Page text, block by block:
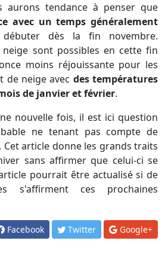
aurons tendance à penser que
avec un temps généralement
dès la fin novembre.
sont possibles en cette fin
moins réjouissante pour les
de neige avec des températures
de janvier et février.
ne tenant pas compte de
article donne les grands traits
sans affirmer que celui-ci se
pourrait être actualisé si de
s'affirment ces prochaines
Facebook Twitter Google+